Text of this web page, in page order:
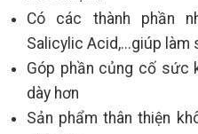
Có các thành phần
Salicylic Acid,...giúp làm
Góp phần củng cố sức
dày hơn
Sản phẩm thân thiện